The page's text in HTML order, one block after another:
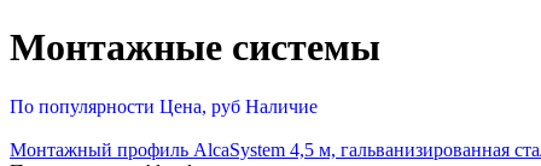
Монтажные системы
По популярности Цена, руб Наличие
Монтажный профиль AlcaSystem 4,5 м, гальванизированная